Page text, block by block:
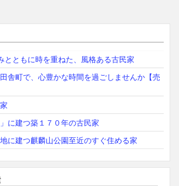
とともに時を重ねた、風格ある古民家
舎町で、心豊かな時間を過ごしませんか【売
に建つ築１７０年の古民家
に建つ麒麟山公園至近のすぐ住める家